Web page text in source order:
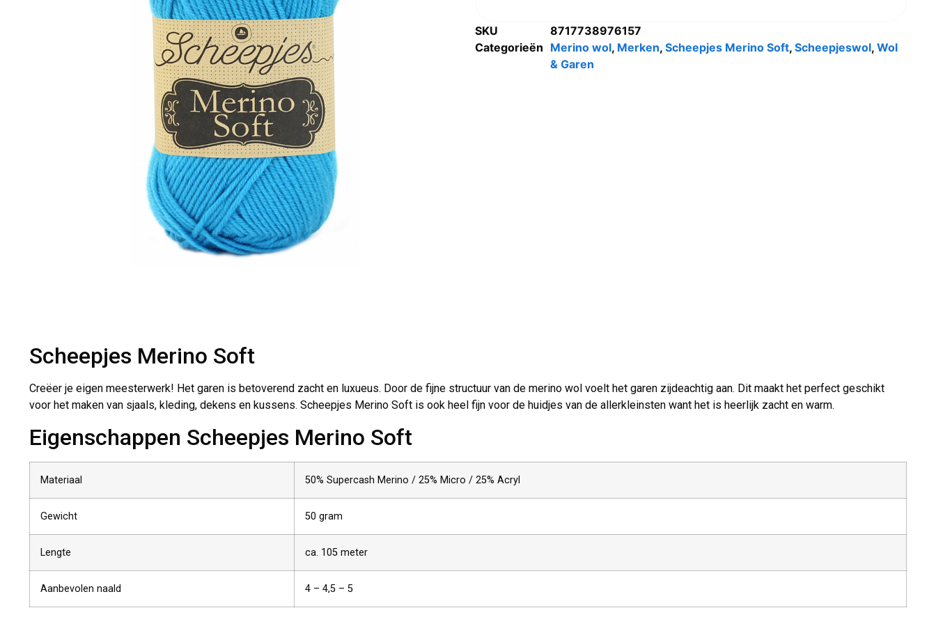
SKU
8717738976157
Categorieën Merino wol, Merken, Scheepjes Merino Soft, Scheepjeswol, Wol
& Garen
Scheepjes Merino Soft
Creëer je eigen meesterwerk! Het garen is betoverend zacht en luxueus. Door de fijne structuur van de merino wol voelt het garen zijdeachtig aan. Dit maakt het perfect geschikt
voor het maken van sjaals, kleding, dekens en kussens. Scheepjes Merino Soft is ook heel fijn voor de huidjes van de allerkleinsten want het is heerlijk zacht en warm.
Eigenschappen Scheepjes Merino Soft
Materiaal 50% Supercash Merino / 25% Micro / 25% Acryl
Gewicht 50 gram
Lengte ca. 105 meter
Aanbevolen naald 4 – 4,5 – 5